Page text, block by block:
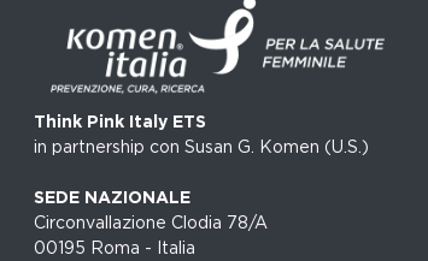
Think Pink Italy ETS
in partnership con Susan G. Komen (U.S.)
SEDE NAZIONALE
Circonvallazione Clodia 78/A
00195 Roma - Italia